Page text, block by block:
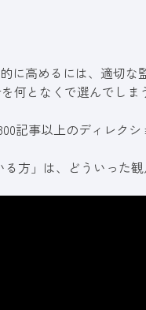
に高めるには、 適切な
何となくで選んでし
記事以上のディレク
る方」は、どういった